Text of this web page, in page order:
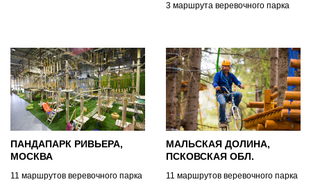
3 маршрута веревочного парка
ПАНДАПАРК РИВЬЕРА,
МОСКВА
11 маршрутов веревочного парка
МАЛЬСКАЯ ДОЛИНА,
ПСКОВСКАЯ ОБЛ.
11 маршрутов веревочного парка